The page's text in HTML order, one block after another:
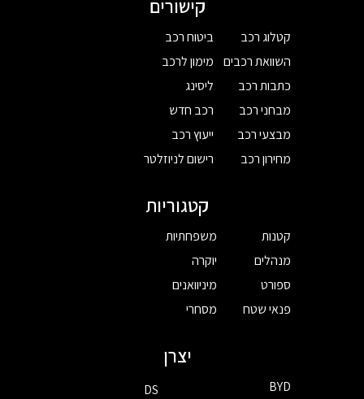
קישורים
קטלוג רכב
השוואת רכבים
כתבות רכב
מבחני רכב
מבצעי רכב
מחירון רכב
ביטוח רכב
מימון לרכב
ליסינג
רכב חדש
ייעוץ רכב
רישום לניוזלטר
קטגוריות
קטנות
מנהלים
ספורט
פנאי שטח
משפחתיות
יוקרה
מיניוואנים
מסחרי
יצרן
BYD
DS